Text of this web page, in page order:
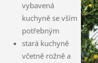
vybavená
kuchyně se vším
potřebným
stará kuchyně
včetně rožně a